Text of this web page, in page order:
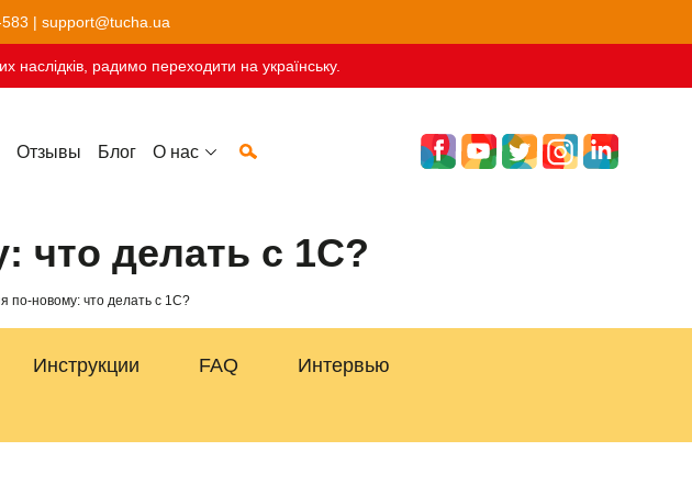
| support@tucha.ua
наслідків, радимо переходити на українську.
Отзывы Блог О нас
что делать с 1С?
по-новому: что делать с 1С?
Инструкции FAQ
Интервью